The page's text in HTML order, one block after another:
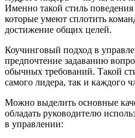
Именно такой стиль
которые умеют сплотить
достижение общих целей.
Коучинговый подход в
предпочтение задаванию
обычных требований. Такой
самого лидера, так и каждого
Можно выделить основные
обладать руководителю
в управлении: